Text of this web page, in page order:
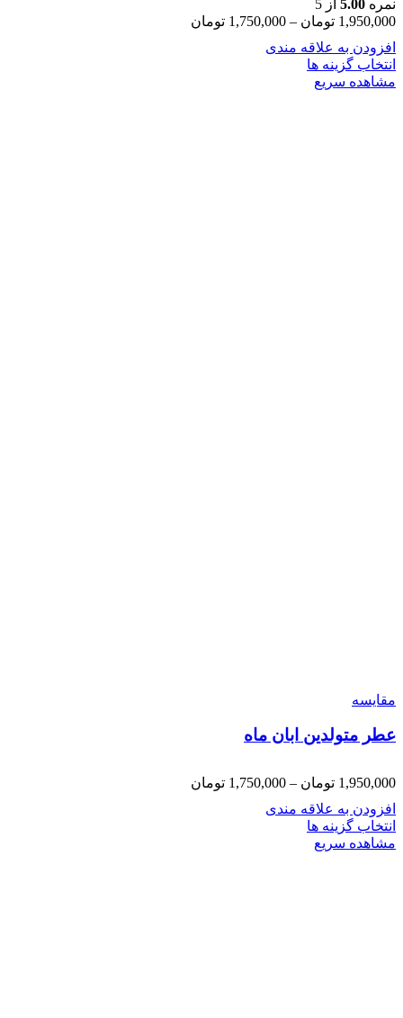
نمره 5.00 از 5
1,950,000 تومان –
1,750,000 تومان
افزودن به علاقه مندی
انتخاب گزینه ها
مشاهده سریع
مقایسه
عطر متولدین ابان ماه
1,950,000 تومان –
1,750,000 تومان
افزودن به علاقه مندی
انتخاب گزینه ها
مشاهده سریع